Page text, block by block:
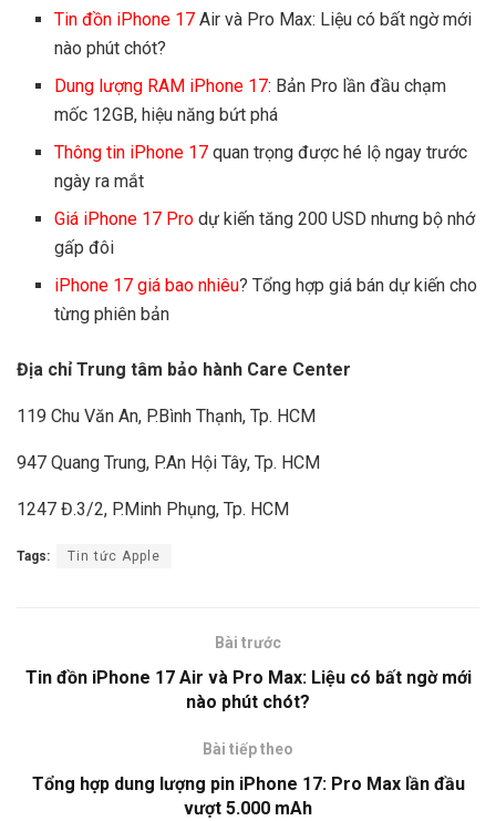
Tin đồn iPhone 17 Air và Pro Max: Liệu có bất ngờ mới
nào phút chót?
Dung lượng RAM iPhone 17: Bản Pro lần đầu chạm
mốc 12GB, hiệu năng bứt phá
Thông tin iPhone 17 quan trọng được hé lộ ngay trước
ngày ra mắt
Giá iPhone 17 Pro dự kiến tăng 200 USD nhưng bộ nhớ
gấp đôi
iPhone 17 giá bao nhiêu? Tổng hợp giá bán dự kiến cho
từng phiên bản
Địa chỉ Trung tâm bảo hành Care Center
119 Chu Văn An, P.Bình Thạnh, Tp. HCM
947 Quang Trung, P.An Hội Tây, Tp. HCM
1247 Đ.3/2, P.Minh Phụng, Tp. HCM
Tags: Tin tức Apple
Bài trước
Tin đồn iPhone 17 Air và Pro Max: Liệu có bất ngờ mới
nào phút chót?
Bài tiếp theo
Tổng hợp dung lượng pin iPhone 17: Pro Max lần đầu
vượt 5.000 mAh